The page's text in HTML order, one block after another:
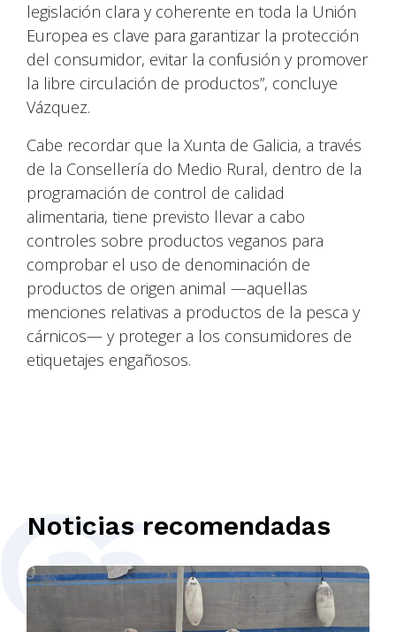
legislación clara y coherente en toda la Unión
Europea es clave para garantizar la protección
del consumidor, evitar la confusión y promover
la libre circulación de productos”, concluye
Vázquez.
Cabe recordar que la Xunta de Galicia, a través
de la Consellería do Medio Rural, dentro de la
programación de control de calidad
alimentaria, tiene previsto llevar a cabo
controles sobre productos veganos para
comprobar el uso de denominación de
productos de origen animal —aquellas
menciones relativas a productos de la pesca y
cárnicos— y proteger a los consumidores de
etiquetajes engañosos.
Noticias recomendadas